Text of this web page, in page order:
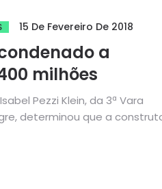
15 De Fevereiro De 2018
a
milhões
Pezzi Klein, da 3ª Vara
determinou que a